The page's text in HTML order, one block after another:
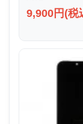
9,900円(税